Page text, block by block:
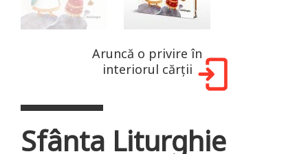
Aruncă o privire în
interiorul cărții
Sfânta Liturghie